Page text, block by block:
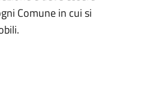
Comune in cui si